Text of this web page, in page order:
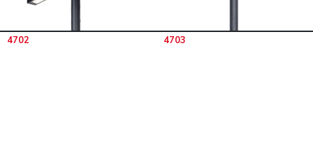
4702 4703